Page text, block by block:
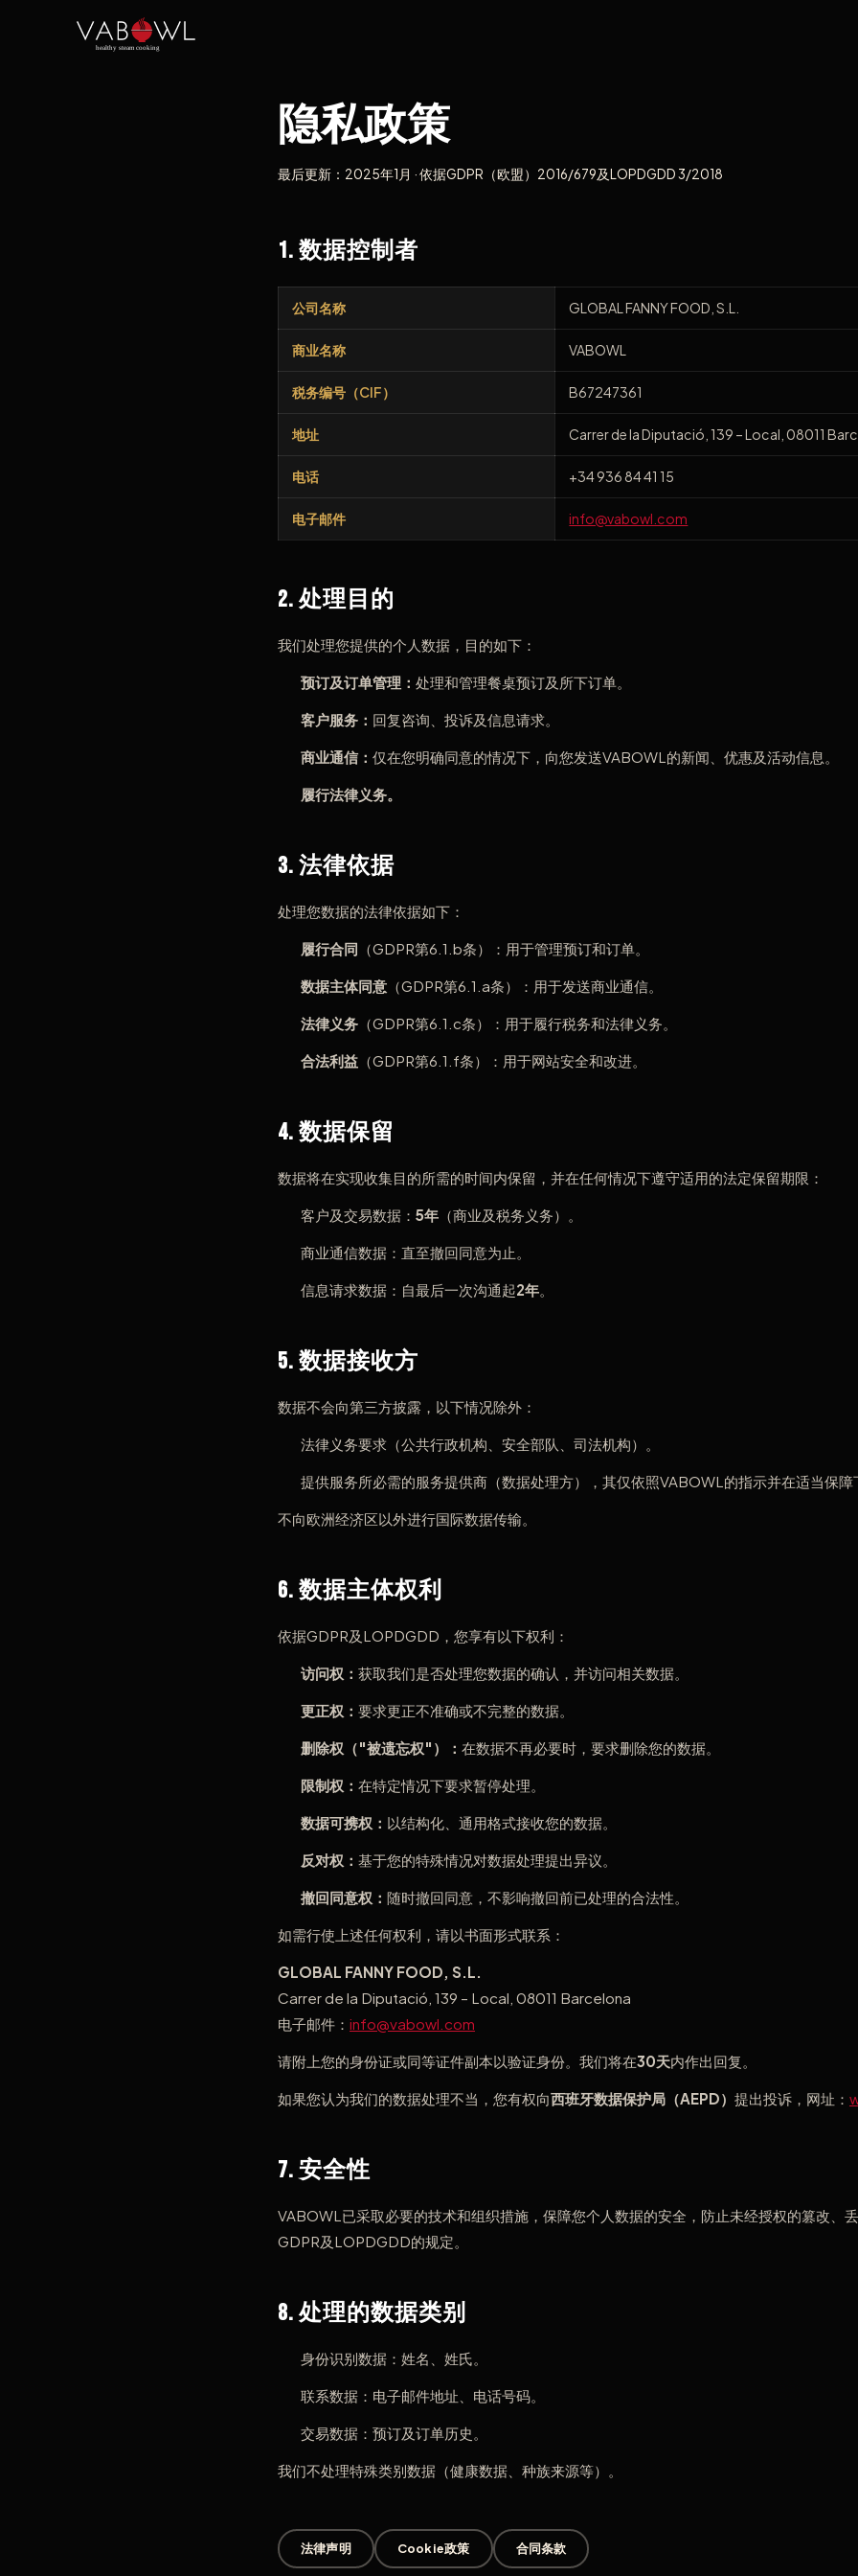
隐私政策
最后更新：2025年1月 · 依据GDPR（欧盟）2016/679及LOPDGDD 3/2018
1. 数据控制者
公司名称 GLOBAL FANNY FOOD, S.L.
商业名称 VABOWL
税务编号（CIF） B67247361
地址 Carrer de la Diputació, 139 – Local, 08011
电话 +34 936 84 41 15
电子邮件 info@vabowl.com
2. 处理目的
我们处理您提供的个人数据，目的如下：
预订及订单管理： 处理和管理餐桌预订及所下订单。
客户服务： 回复咨询、投诉及信息请求。
商业通信： 仅在您明确同意的情况下，向您发送VABOWL的新闻、优惠及活动信息。
履行法律义务。
3. 法律依据
处理您数据的法律依据如下：
履行合同 （GDPR第6.1.b条）：用于管理预订和订单。
数据主体同意 （GDPR第6.1.a条）：用于发送商业通信。
法律义务 （GDPR第6.1.c条）：用于履行税务和法律义务。
合法利益 （GDPR第6.1.f条）：用于网站安全和改进。
4. 数据保留
数据将在实现收集目的所需的时间内保留，并在任何情况下遵守适用的法定保留期限：
客户及交易数据： 5年 （商业及税务义务）。
商业通信数据：直至撤回同意为止。
信息请求数据：自最后一次沟通起2年。
5. 数据接收方
数据不会向第三方披露，以下情况除外：
法律义务要求（公共行政机构、安全部队、司法机构）。
提供服务所必需的服务提供商（数据处理方），其仅依照VABOWL的指示并在适当保障
不向欧洲经济区以外进行国际数据传输。
6. 数据主体权利
依据GDPR及LOPDGDD，您享有以下权利：
访问权： 获取我们是否处理您数据的确认，并访问相关数据。
更正权： 要求更正不准确或不完整的数据。
删除权（"被遗忘权"）： 在数据不再必要时，要求删除您的数据。
限制权： 在特定情况下要求暂停处理。
数据可携权： 以结构化、通用格式接收您的数据。
反对权： 基于您的特殊情况对数据处理提出异议。
撤回同意权： 随时撤回同意，不影响撤回前已处理的合法性。
如需行使上述任何权利，请以书面形式联系：
GLOBAL FANNY FOOD, S.L.
Carrer de la Diputació, 139 – Local, 08011 Barcelona
电子邮件： info@vabowl.com
请附上您的身份证或同等证件副本以验证身份。我们将在30天内作出回复。
如果您认为我们的数据处理不当，您有权向西班牙数据保护局（AEPD） 提出投诉，网址：
7. 安全性
VABOWL已采取必要的技术和组织措施，保障您个人数据的安全，防止未经授权的篡改、
GDPR及LOPDGDD的规定。
8. 处理的数据类别
身份识别数据：姓名、姓氏。
联系数据：电子邮件地址、电话号码。
交易数据：预订及订单历史。
我们不处理特殊类别数据（健康数据、种族来源等）。
法律声明 Cookie政策 合同条款